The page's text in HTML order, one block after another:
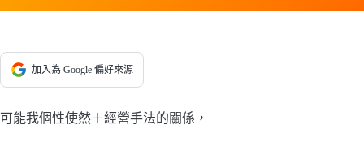
加入為 Google 偏好來源
可能我個性使然＋經營手法的關係，